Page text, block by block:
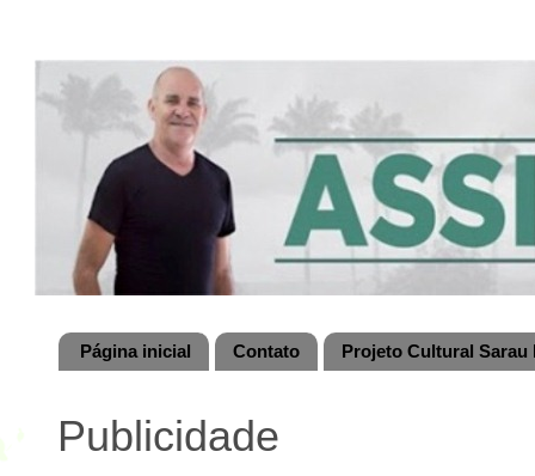
Página inicial Contato Projeto Cultural
Publicidade